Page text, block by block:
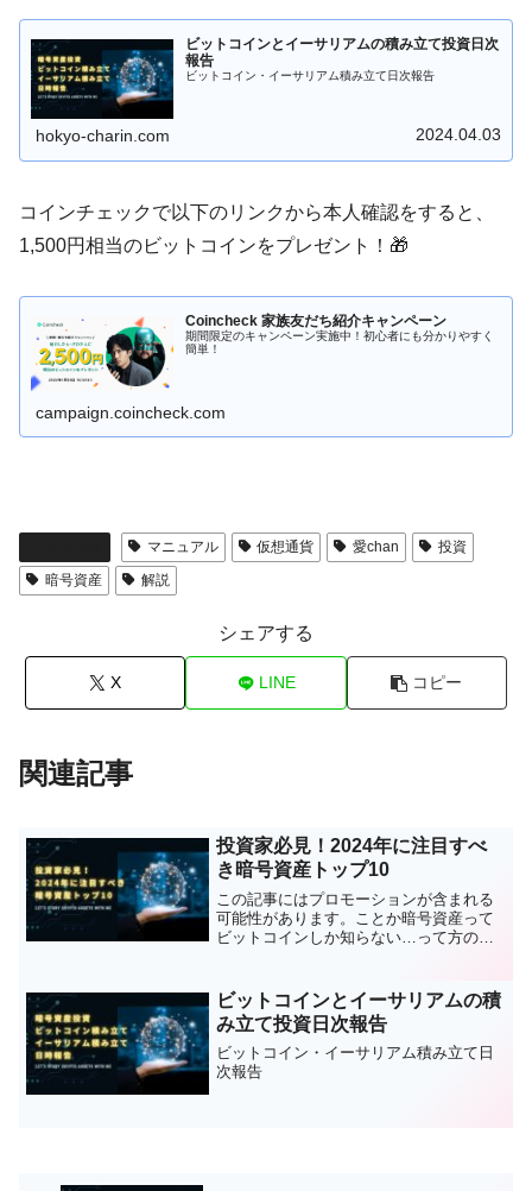
ビットコインとイーサリアムの積み立て投資日次
報告
ビットコイン・イーサリアム積み立て日次報告
hokyo-charin.com 2024.04.03
コインチェックで以下のリンクから本人確認をすると、
1,500円相当のビットコインをプレゼント！🎁
Coincheck 家族友だち紹介キャンペーン
期間限定のキャンペーン実施中！初心者にも分かりやすく
簡単！
campaign.coincheck.com
マニュアル 仮想通貨 愛chan
投資
暗号資産
解説
シェアする
X LINE コピー
関連記事
投資家必見！2024年に注目すべ
き暗号資産トップ10
この記事にはプロモーションが含まれる
可能性があります。ことか暗号資産って
ビットコインしか知らない…って方のた
り、新しい通貨やトレンドが次々と登場
しています。2024年、...
ビットコインとイーサリアムの積
み立て投資日次報告
ビットコイン・イーサリアム積み立て日
次報告